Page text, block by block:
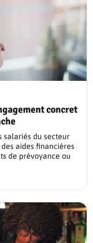
concret
salariés du secteur
aides financières
de prévoyance ou